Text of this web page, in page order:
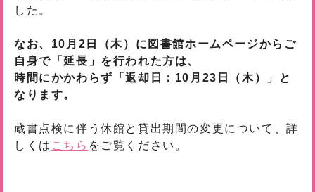
した。
なお、10月2日（木）に図書館ホームページからご
自身で「延長」を行われた方は、
時間にかかわらず「返却日：10月23日（木）」と
なります。
蔵書点検に伴う休館と貸出期間の変更について、詳
しくは こちら をご覧ください。